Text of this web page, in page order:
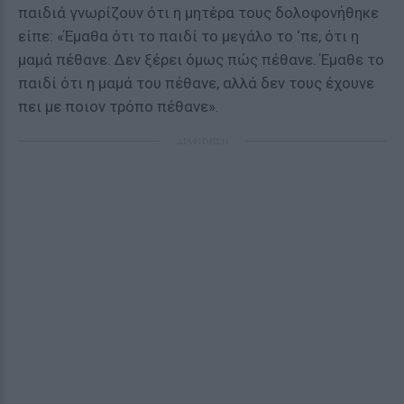
παιδιά γνωρίζουν ότι η μητέρα τους δολοφονήθηκε
είπε: «Έμαθα ότι το παιδί το μεγάλο το ‘πε, ότι η
μαμά πέθανε. Δεν ξέρει όμως πώς πέθανε. Έμαθε το
παιδί ότι η μαμά του πέθανε, αλλά δεν τους έχουνε
πει με ποιον τρόπο πέθανε».